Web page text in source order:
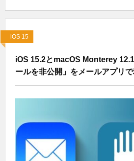
iOS 15
iOS 15.2とmacOS Monterey
ールを非公開」をメールアプリ